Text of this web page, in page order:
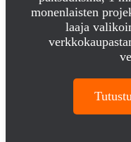
monenlaisten
laaja